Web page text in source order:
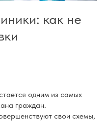
как не
одним из самых
граждан.
свои схемы,